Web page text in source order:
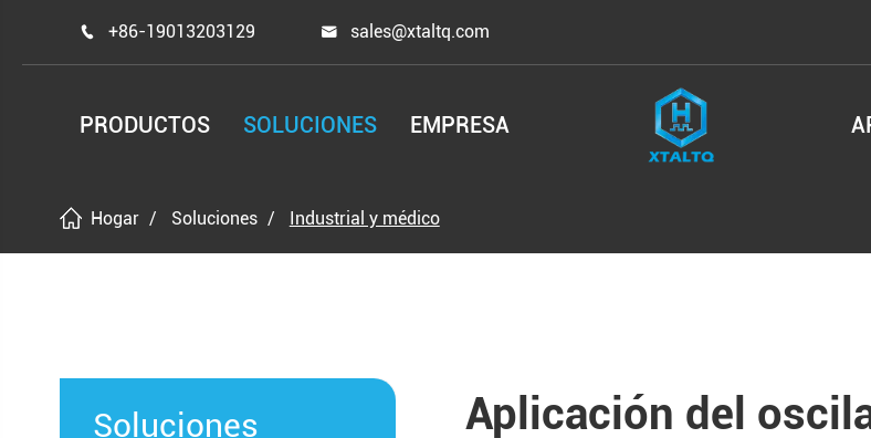
 +86-19013203129  sales@xtaltq.com
PRODUCTOS SOLUCIONES EMPRESA
Hogar Soluciones Industrial y médico
Soluciones
Aplicación del